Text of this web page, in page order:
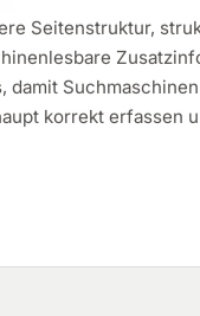
Seitenstruktur,
damit
korrekt erfassen